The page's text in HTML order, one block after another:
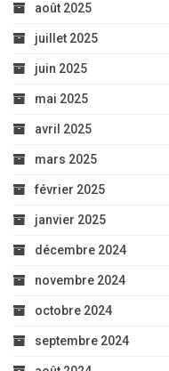
août 2025
juillet 2025
juin 2025
mai 2025
avril 2025
mars 2025
février 2025
janvier 2025
décembre 2024
novembre 2024
octobre 2024
septembre 2024